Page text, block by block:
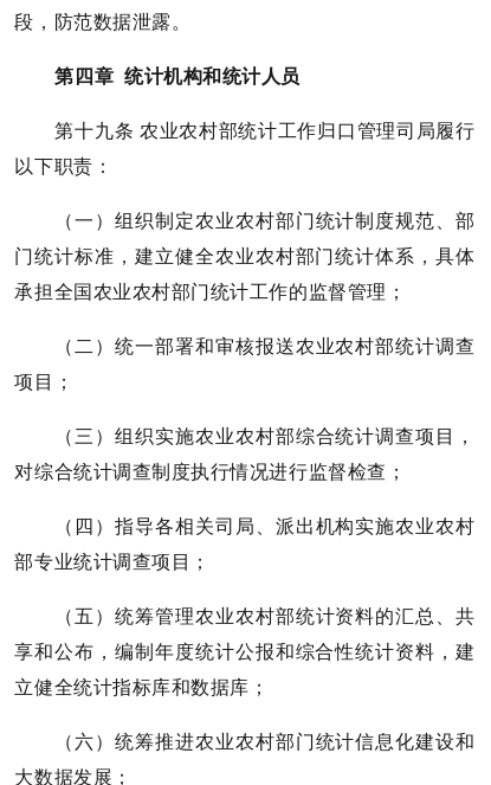
段，防范数据泄露。
第四章 统计机构和统计人员
第十九条 农业农村部统计工作归口管理司局履行
以下职责：
（一）组织制定农业农村部门统计制度规范、部
门统计标准，建立健全农业农村部门统计体系，具体
承担全国农业农村部门统计工作的监督管理；
（二）统一部署和审核报送农业农村部统计调查
项目；
（三）组织实施农业农村部综合统计调查项目，
对综合统计调查制度执行情况进行监督检查；
（四）指导各相关司局、派出机构实施农业农村
部专业统计调查项目；
（五）统筹管理农业农村部统计资料的汇总、共
享和公布，编制年度统计公报和综合性统计资料，建
立健全统计指标库和数据库；
（六）统筹推进农业农村部门统计信息化建设和
大数据发展；